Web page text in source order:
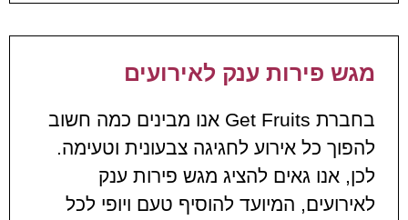
מגש פירות ענק לאירועים
בחברת Get Fruits אנו מבינים כמה חשוב
להפוך כל אירוע לחגיגה צבעונית וטעימה.
לכן, אנו גאים להציג מגש פירות ענק
לאירועים, המיועד להוסיף טעם ויופי לכל